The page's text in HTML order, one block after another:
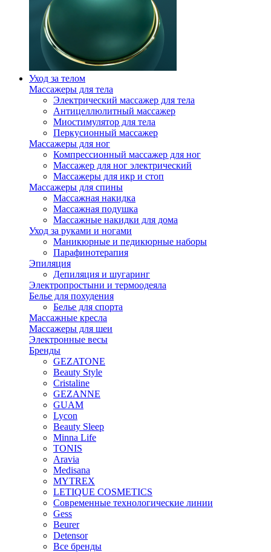
Уход за телом
Массажеры для тела
Электрический массажер для тела
Антицеллюлитный массажер
Миостимулятор для тела
Перкусионный массажер
Массажеры для ног
Компрессионный массажер для ног
Массажер для ног электрический
Массажеры для икр и стоп
Массажеры для спины
Массажная накидка
Массажная подушка
Массажные накидки для дома
Уход за руками и ногами
Маникюрные и педикюрные наборы
Парафинотерапия
Эпиляция
Депиляция и шугаринг
Электропростыни и термоодеяла
Белье для похудения
Белье для спорта
Массажные кресла
Массажеры для шеи
Электронные весы
Бренды
GEZATONE
Beauty Style
Cristaline
GEZANNE
GUAM
Lycon
Beauty Sleep
Minna Life
TONIS
Aravia
Medisana
MYTREX
LETIQUE COSMETICS
Современные технологические линии
Gess
Beurer
Detensor
Все бренды